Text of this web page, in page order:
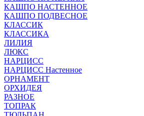
КАШПО НАСТЕННОЕ
КАШПО ПОДВЕСНОЕ
КЛАССИК
КЛАССИКА
ЛИЛИЯ
ЛЮКС
НАРЦИСС
НАРЦИСС Настенное
ОРНАМЕНТ
ОРХИДЕЯ
РАЗНОЕ
ТОПРАК